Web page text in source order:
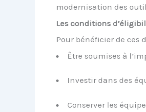
modernisation des
Les conditions
Pour bénéficier de ces
Être soumises à
Investir dans des
Conserver les